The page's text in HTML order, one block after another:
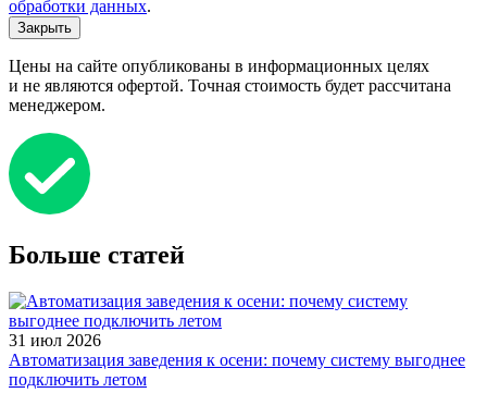
обработки данных.
Закрыть
Цены на сайте опубликованы в информационных целях
и не являются офертой. Точная стоимость будет рассчитана
менеджером.
Больше статей
31 июл 2026
Автоматизация заведения к осени: почему систему выгоднее
подключить летом